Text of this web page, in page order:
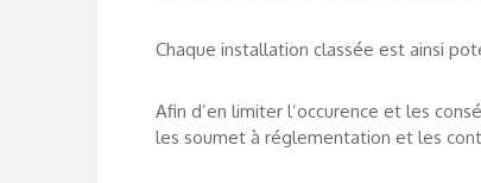
Chaque installation classée est ainsi
Afin d’en limiter l’occurence et les
les soumet à réglementation et les